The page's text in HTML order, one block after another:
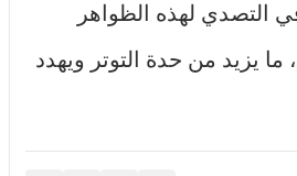
التصدي لهذه الظواهر
ما يزيد من حدة التوتر ويهدد